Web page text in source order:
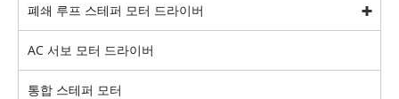
폐쇄 루프 스테퍼 모터 드라이버
AC 서보 모터 드라이버
통합 스테퍼 모터